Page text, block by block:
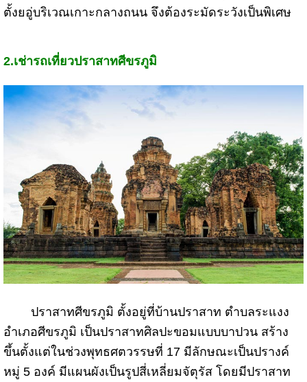
ตั้งยอู่บริเวณเกาะกลางถนน จึงต้องระมัดระวังเป็นพิเศษ
2.เช่ารถเที่ยวปราสาทศีขรภูมิ
ปราสาทศีขรภูมิ ตั้งอยู่ที่บ้านปราสาท ตำบลระแงง
อำเภอศีขรภูมิ เป็นปราสาทศิลปะขอมแบบบาปวน สร้าง
ขึ้นตั้งแต่ในช่วงพุทธศตวรรษที่ 17 มีลักษณะเป็นปรางค์
หมู่ 5 องค์ มีแผนผังเป็นรูปสี่เหลี่ยมจัตุรัส โดยมีปราสาท